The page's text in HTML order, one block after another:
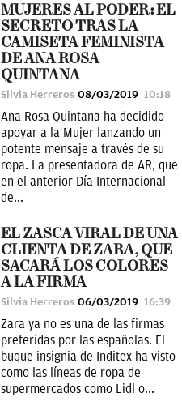
MUJERES AL PODER: EL
SECRETO TRAS LA
CAMISETA FEMINISTA
DE ANA ROSA
QUINTANA
Silvia Herreros 08/03/2019 10:18
Ana Rosa Quintana ha decidido
apoyar a la Mujer lanzando un
potente mensaje a través de su
ropa. La presentadora de AR, que
en el anterior Día Internacional
de...
EL ZASCA VIRAL DE UNA
CLIENTA DE ZARA, QUE
SACARÁ LOS COLORES
A LA FIRMA
Silvia Herreros 06/03/2019 16:39
Zara ya no es una de las firmas
preferidas por las españolas. El
buque insignia de Inditex ha visto
como las líneas de ropa de
supermercados como Lidl o...